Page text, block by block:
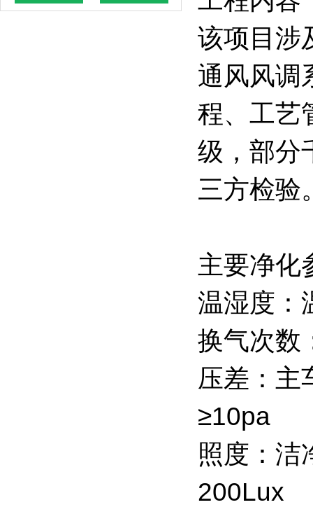
该项目涉
通风风调
程、工艺
级，部分
三方检验
主要净化
温湿度
换气次数
压差：主
≥10pa
照度：
200Lux